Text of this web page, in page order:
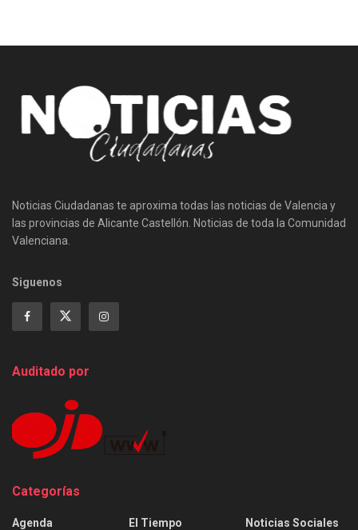
Noticias Ciudadanas te aproxima todas las noticias de Valencia y
las provincias de Alicante Castellón. Noticias de toda la Comunidad
Valenciana.
Siguenos
Auditado por
Categorías
Agenda
El Tiempo
Noticias Sociales